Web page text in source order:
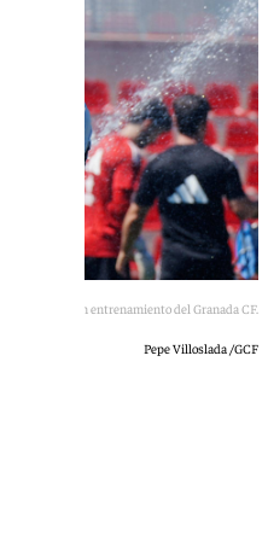
José Arnaiz en un entrenamiento del Granada CF.
Pepe Villoslada /GCF